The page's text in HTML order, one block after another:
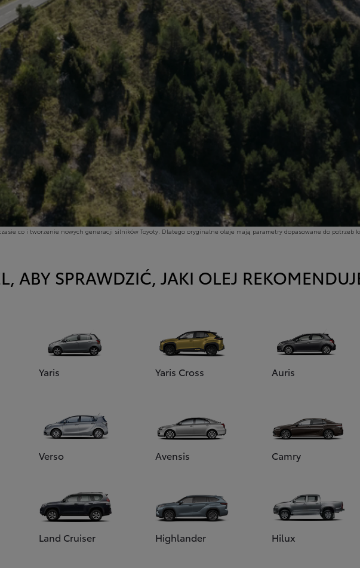
co i tworzenie nowych generacji silników Toyoty. Dlatego oryginalne oleje mają parametry dopasowane do potrzeb
ABY SPRAWDZIĆ, JAKI OLEJ
Yaris Yaris Cross Auris
Verso Avensis Camry
Land Cruiser Highlander Hilux